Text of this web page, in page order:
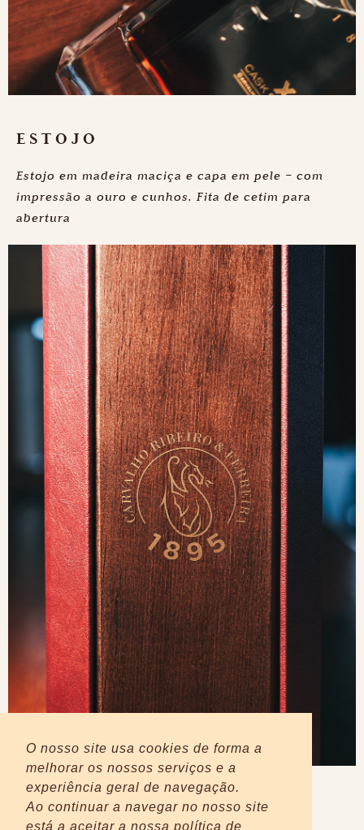
O nosso site usa cookies de forma a
melhorar os nossos serviços e a
experiência geral de navegação.
Ao continuar a navegar no nosso site
está a aceitar a nossa política de
ESTOJO
Estojo em madeira maciça e capa em pele – com
impressão a ouro e cunhos. Fita de cetim para
abertura